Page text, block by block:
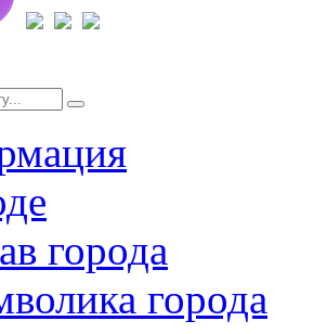
города
города